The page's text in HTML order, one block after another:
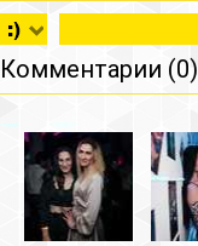
Комментарии (0)